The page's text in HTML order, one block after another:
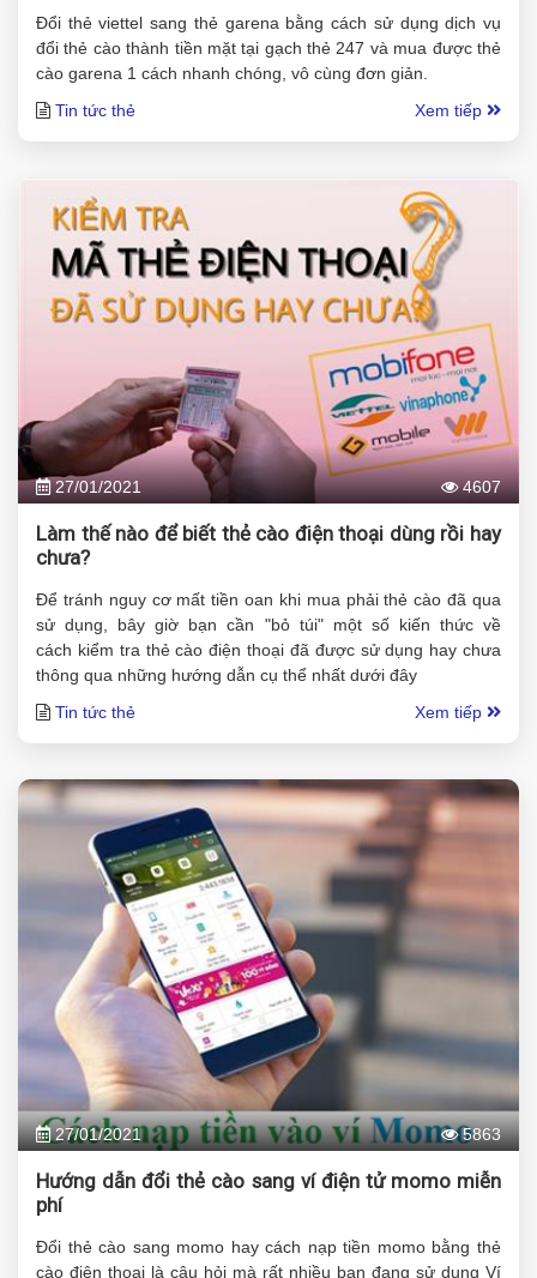
Đổi thẻ viettel sang thẻ garena bằng cách sử dụng dịch vụ
đổi thẻ cào thành tiền mặt tại gạch thẻ 247 và mua được thẻ
cào garena 1 cách nhanh chóng, vô cùng đơn giản.
Tin tức thẻ
Xem tiếp
27/01/2021 4607
Làm thế nào để biết thẻ cào điện thoại dùng rồi hay
chưa?
Để tránh nguy cơ mất tiền oan khi mua phải thẻ cào đã qua
sử dụng, bây giờ bạn cần "bỏ túi" một số kiến ​​thức về
cách kiểm tra thẻ cào điện thoại đã được sử dụng hay chưa
thông qua những hướng dẫn cụ thể nhất dưới đây
Tin tức thẻ
Xem tiếp
27/01/2021 5863
Hướng dẫn đổi thẻ cào sang ví điện tử momo miễn
phí
Đổi thẻ cào sang momo hay cách nạp tiền momo bằng thẻ
cào điện thoại là câu hỏi mà rất nhiều bạn đang sử dụng Ví